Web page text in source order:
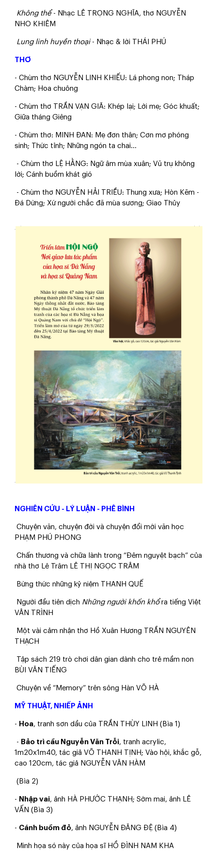
Không thể- Nhạc LÊ TRỌNG NGHĨA, thơ NGUYỄN
NHO KHIÊM
Lung linh huyền thoại- Nhạc & lời THÁI PHÚ
THƠ
- Chùm thơ NGUYỄN LINH KHIẾU: Lá phong non; Tháp
Chàm; Hoa chuông
- Chùm thơ TRẦN VẠN GIÃ: Khép lại; Lời mẹ; Góc khuất;
Giữa tháng Giêng
- Chùm thơ: MINH ĐAN: Mẹ đơn thân; Cơn mơ phóng
sinh; Thức tỉnh; Những ngón ta chai...
- Chùm thơ LỆ HẰNG: Ngữ âm mùa xuân; Vũ trụ không
lời; Cánh buồm khát gió
- Chùm thơ NGUYỄN HẢI TRIỀU: Thung xưa; Hòn Kẽm -
Đá Dừng; Xứ người chắc đã mùa sương; Giao Thủy
NGHIÊN CỨU - LÝ LUẬN - PHÊ BÌNH
Chuyện văn, chuyện đời và chuyện đổi mới văn học
PHẠM PHÚ PHONG
Chấn thương và chữa lành trong “Đêm nguyệt bạch” của
nhà thơ Lê Trâm LÊ THỊ NGỌC TRÂM
Bừng thức những kỷ niệm THANH QUẾ
Người đầu tiên dịch Những người khốn khổra tiếng Việt
VÂN TRÌNH
Một vài cảm nhận thơ Hồ Xuân Hương TRẦN NGUYÊN
THẠCH
Tập sách 219 trò chơi dân gian dành cho trẻ mầm non
BÙI VĂN TIẾNG
Chuyện về “Memory” trên sông Hàn VÕ HÀ
MỸ THUẬT, NHIẾP ẢNH
- Hoa, tranh sơn dầu của TRẦN THÙY LINH (Bìa 1)
- Bảo trì cầu Nguyễn Văn Trỗi, tranh acrylic,
1m20x1m40, tác giả VÕ THANH TỊNH; Vào hội, khắc gỗ,
cao 120cm, tác giả NGUYỄN VĂN HÀM
(Bìa 2)
- Nhập vai, ảnh HÀ PHƯỚC THẠNH; Sớm mai, ảnh LÊ
VẤN (Bìa 3)
- Cánh buồm đỏ, ảnh NGUYỄN ĐĂNG ĐỆ (Bìa 4)
Minh họa só này của họa sĩ HỒ ĐÌNH NAM KHA